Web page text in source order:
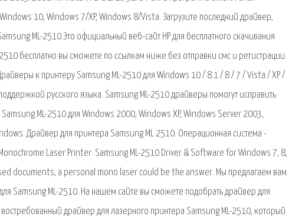
10, Windows 7/XP, Windows 8/Vista. Загрузите последний драйвер,
ML-2510.Это официальный веб-сайт HP для бесплатного скачивания
бесплатно вы сможете по ссылкам ниже без отправки смс и регистрации.
к принтеру Samsung ML-2510 для Windows 10 / 8.1 / 8 / 7 / Vista / XP /
русского языка. Samsung ML-2510 драйверы помогут исправить
ML-2510 для Windows 2000, Windows XP, Windows Server 2003,
Драйвер для принтера Samsung ML 2510. Операционная система -
Laser Printer. Samsung ML-2510 Driver & Software for Windows 7, 8,
documents, a personal mono laser could be the answer. Мы предлагаем вам
Samsung ML-2510. На нашем сайте вы сможете подобрать драйвер для
драйвер для лазерного принтера Samsung ML-2510, который